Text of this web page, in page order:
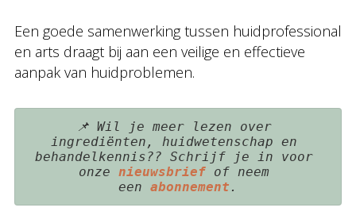
Een goede samenwerking tussen huidprofessional
en arts draagt bij aan een veilige en effectieve
aanpak van huidproblemen.
📌 Wil je meer lezen over
ingrediënten, huidwetenschap en
behandelkennis?? Schrijf je in voor
onze nieuwsbrief of neem
een abonnement .